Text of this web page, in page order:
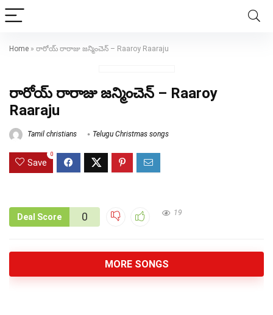
Home » రారోయ్ రారాజు జన్మించెన్ – Raaroy Raaraju
రారోయ్ రారాజు జన్మించెన్ – Raaroy
Raaraju
Tamil christians Telugu Christmas songs
Save
0
Deal Score 0 19
MORE SONGS